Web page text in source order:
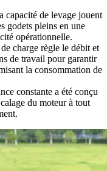
capacité de levage jouent
godets pleins en une
opérationnelle.
charge règle le débit et
de travail pour garantir
la consommation de
constante a été conçu
du moteur à tout